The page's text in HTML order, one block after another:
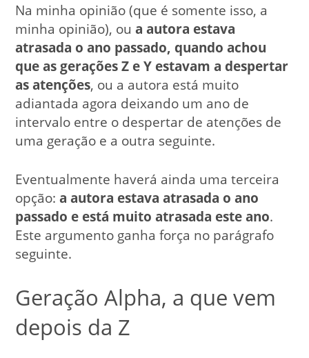
Na minha opinião (que é somente isso, a
minha opinião), oua autora estava
atrasada o ano passado, quando achou
que as gerações Z e Y estavam a despertar
as atenções, ou a autora está muito
adiantada agora deixando um ano de
intervalo entre o despertar de atenções de
uma geração e a outra seguinte.
Eventualmente haverá ainda uma terceira
opção:a autora estava atrasada o ano
passado e está muito atrasada este ano.
Este argumento ganha força no parágrafo
seguinte.
Geração Alpha, a que vem
depois da Z